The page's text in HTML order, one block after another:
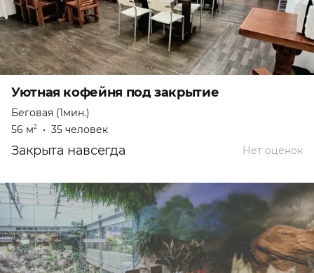
Уютная кофейня под закрытие
Беговая (1мин.)
56 м2 • 35 человек
Нет оценок
Закрыта навсегда